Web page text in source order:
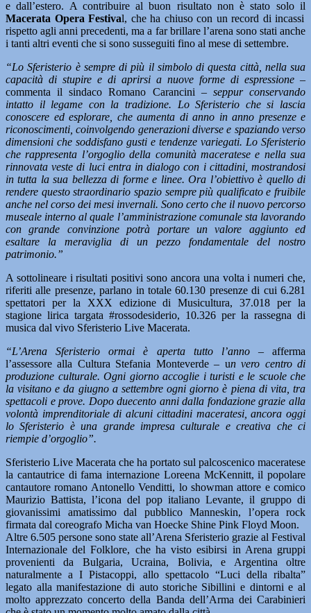
e dall’estero. A contribuire al buon risultato non è stato solo il
Macerata Opera Festival, che ha chiuso con un record di incassi
rispetto agli anni precedenti, ma a far brillare l’arena sono stati anche
i tanti altri eventi che si sono susseguiti fino al mese di settembre.
“Lo Sferisterio è sempre di più il simbolo di questa città, nella sua
capacità di stupire e di aprirsi a nuove forme di espressione –
commenta il sindaco Romano Carancini – seppur conservando
intatto il legame con la tradizione. Lo Sferisterio che si lascia
conoscere ed esplorare, che aumenta di anno in anno presenze e
riconoscimenti, coinvolgendo generazioni diverse e spaziando verso
dimensioni che soddisfano gusti e tendenze variegati. Lo Sferisterio
che rappresenta l’orgoglio della comunità maceratese e nella sua
rinnovata veste di luci entra in dialogo con i cittadini, mostrandosi
in tutta la sua bellezza di forme e linee. Ora l’obiettivo è quello di
rendere questo straordinario spazio sempre più qualificato e fruibile
anche nel corso dei mesi invernali. Sono certo che il nuovo percorso
museale interno al quale l’amministrazione comunale sta lavorando
con grande convinzione potrà portare un valore aggiunto ed
esaltare la meraviglia di un pezzo fondamentale del nostro
patrimonio.”
A sottolineare i risultati positivi sono ancora una volta i numeri che,
riferiti alle presenze, parlano in totale 60.130 presenze di cui 6.281
spettatori per la XXX edizione di Musicultura, 37.018 per la
stagione lirica targata #rossodesiderio, 10.326 per la rassegna di
musica dal vivo Sferisterio Live Macerata.
“L’Arena Sferisterio ormai è aperta tutto l’anno – afferma
l’assessore alla Cultura Stefania Monteverde – un vero centro di
produzione culturale. Ogni giorno accoglie i turisti e le scuole che
la visitano e da giugno a settembre ogni giorno è piena di vita, tra
spettacoli e prove. Dopo duecento anni dalla fondazione grazie alla
volontà imprenditoriale di alcuni cittadini maceratesi, ancora oggi
lo Sferisterio è una grande impresa culturale e creativa che ci
riempie d’orgoglio”.
Sferisterio Live Macerata che ha portato sul palcoscenico maceratese
la cantautrice di fama internazione Loreena McKennitt, il popolare
cantautore romano Antonello Venditti, lo showman attore e comico
Maurizio Battista, l’icona del pop italiano Levante, il gruppo di
giovanissimi amatissimo dal pubblico Manneskin, l’opera rock
firmata dal coreografo Micha van Hoecke Shine Pink Floyd Moon.
Altre 6.505 persone sono state all’Arena Sferisterio grazie al Festival
Internazionale del Folklore, che ha visto esibirsi in Arena gruppi
provenienti da Bulgaria, Ucraina, Bolivia, e Argentina oltre
naturalmente a I Pistacoppi, allo spettacolo “Luci della ribalta”
legato alla manifestazione di auto storiche Sibillini e dintorni e al
molto apprezzato concerto della Banda dell’Arma dei Carabinieri